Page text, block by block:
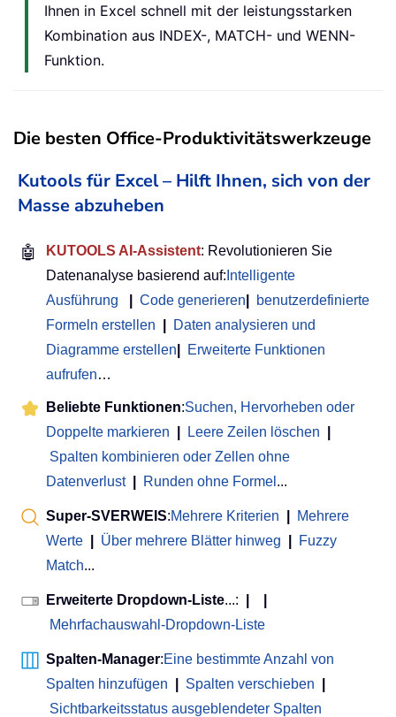
Ihnen in Excel schnell mit der leistungsstarken
Kombination aus INDEX-, MATCH- und WENN-
Funktion.
Die besten Office-Produktivitätswerkzeuge
Kutools für Excel – Hilft Ihnen, sich von der
Masse abzuheben
🤖 KUTOOLS AI-Assistent: Revolutionieren Sie
Datenanalyse basierend auf: Intelligente
Ausführung
Code generieren
benutzerdefinierte
Formeln erstellen
Daten analysieren und
Diagramme erstellen
Erweiterte Funktionen
aufrufen…
Beliebte Funktionen:Suchen, Hervorheben oder
Doppelte markieren
Leere Zeilen löschen
Spalten kombinieren oder Zellen ohne
Datenverlust
Runden ohne Formel ...
Super-SVERWEIS:Mehrere Kriterien
Mehrere
Werte
Über mehrere Blätter hinweg
Fuzzy
Match...
Erweiterte Dropdown-Liste...:
Mehrfachauswahl-Dropdown-Liste
Spalten-Manager:Eine bestimmte Anzahl von
Spalten hinzufügen
Spalten verschieben
Sichtbarkeitsstatus ausgeblendeter Spalten